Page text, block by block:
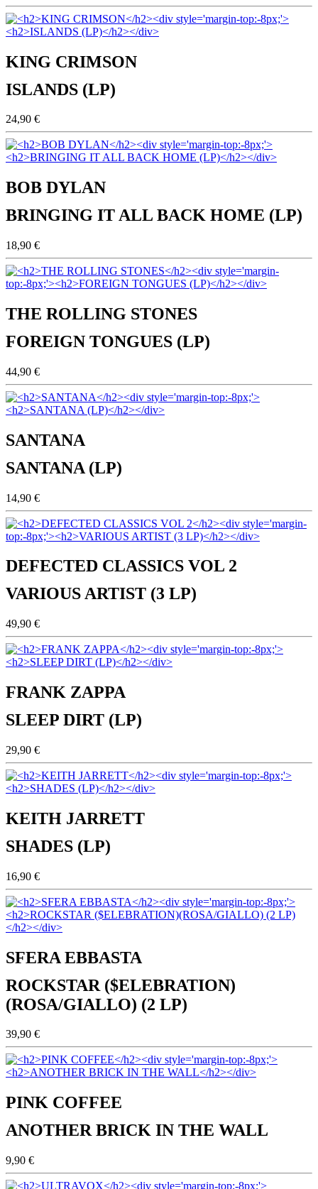
KING CRIMSON
ISLANDS (LP)
24,90 €
BOB DYLAN
BRINGING IT ALL BACK HOME (LP)
18,90 €
THE ROLLING STONES
FOREIGN TONGUES (LP)
44,90 €
SANTANA
SANTANA (LP)
14,90 €
DEFECTED CLASSICS VOL 2
VARIOUS ARTIST (3 LP)
49,90 €
FRANK ZAPPA
SLEEP DIRT (LP)
29,90 €
KEITH JARRETT
SHADES (LP)
16,90 €
SFERA EBBASTA
ROCKSTAR ($ELEBRATION)
(ROSA/GIALLO) (2 LP)
39,90 €
PINK COFFEE
ANOTHER BRICK IN THE WALL
9,90 €